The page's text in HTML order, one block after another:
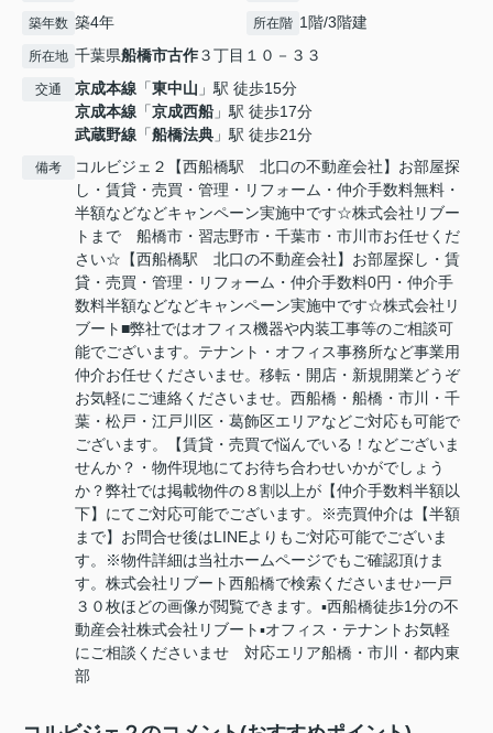
築年数 築4年 所在階 1階/3階建
所在地 千葉県船橋市古作３丁目１０－３３
交通 京成本線 「東中山 」駅 徒歩15分
京成本線 「京成西船」駅 徒歩17分
武蔵野線 「船橋法典 」駅 徒歩21分
備考
コルビジェ２【西船橋駅 北口の不動産会社】お部屋探
し・賃貸・売買・管理・リフォーム・仲介手数料無料・
半額などなどキャンペーン実施中です☆株式会社リブー
トまで 船橋市・習志野市・千葉市・市川市お任せくだ
さい☆【西船橋駅 北口の不動産会社】お部屋探し・賃
貸・売買・管理・リフォーム・仲介手数料0円・仲介手
数料半額などなどキャンペーン実施中です☆株式会社リ
ブート■弊社ではオフィス機器や内装工事等のご相談可
能でございます。テナント・オフィス事務所など事業用
仲介お任せくださいませ。移転・開店・新規開業どうぞ
お気軽にご連絡くださいませ。西船橋・船橋・市川・千
葉・松戸・江戸川区・葛飾区エリアなどご対応も可能で
ございます。【賃貸・売買で悩んでいる！などございま
せんか？・物件現地にてお待ち合わせいかがでしょう
か？弊社では掲載物件の８割以上が【仲介手数料半額以
下】にてご対応可能でございます。※売買仲介は【半額
まで】お問合せ後はLINEよりもご対応可能でございま
す。※物件詳細は当社ホームページでもご確認頂けま
す。株式会社リブート西船橋で検索くださいませ♪一戸
３０枚ほどの画像が閲覧できます。▪️西船橋徒歩1分の不
動産会社株式会社リブート▪️オフィス・テナントお気軽
にご相談くださいませ 対応エリア船橋・市川・都内東
部